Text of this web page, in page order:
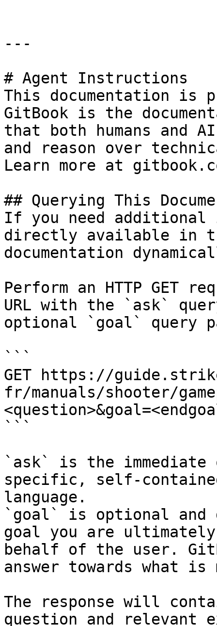
---
# Agent Instructions
This documentation is
GitBook is the
that both humans and
and reason over
Learn more at
## Querying This
If you need
directly available in
documentation
Perform an HTTP GET
URL with the `ask`
optional `goal` query
```
GET https://
fr/manuals/shooter/
```
`ask` is the
specific, self-
language.
`goal` is optional and
goal you are
behalf of the user.
answer towards what
The response will
question and relevant